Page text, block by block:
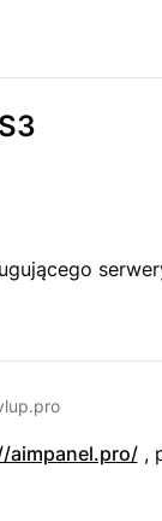
aimpanel.pro/,